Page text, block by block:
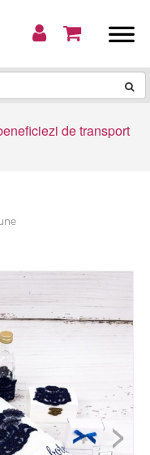
de transport
>